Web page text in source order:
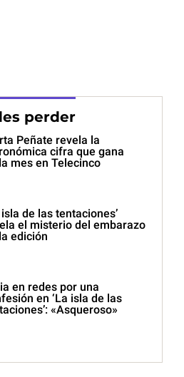
perder
Peñate revela la
cifra que gana
mes en Telecinco
isla de las tentaciones’
el misterio del embarazo
edición
en redes por una
en ‘La isla de las
«Asqueroso»